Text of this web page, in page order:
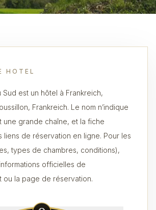
HOTEL
Sud est un hôtel à Frankreich,
Frankreich. Le nom n’indique
une grande chaîne, et la fiche
liens de réservation en ligne. Pour les
types de chambres, conditions),
officielles de
ou la page de réservation.